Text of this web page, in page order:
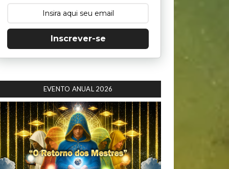
Inscrever-se
EVENTO ANUAL 2026